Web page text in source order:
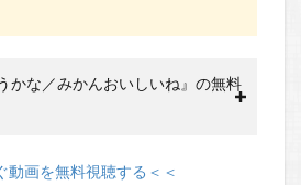
かな／みかんおいしいね』の無料
動画を無料視聴する＜＜